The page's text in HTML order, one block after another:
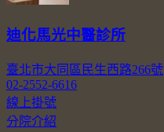
迪化馬光中醫診所
臺北市大同區民生西路266號
02-2552-6616
線上掛號
分院介紹